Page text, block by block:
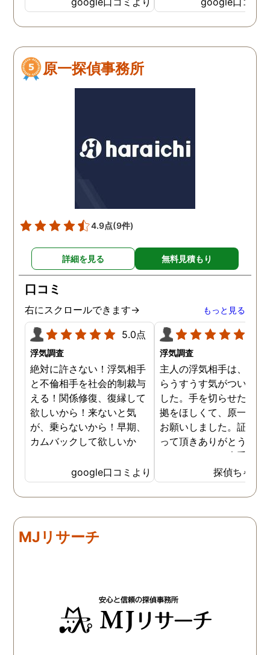
てくださっていることが伝
わってくるLINEをいただき
みると、旭法さんの第一声
は、「奥さん、ちゃんと食
べれてますか？ちゃんと眠
とにしました。 旭法さん
は、何度も何度も私の相談
談もできなかった私を救っ
てくれたのは、紛れもなく
旭法さんです。 調査場所が
旭川市外の時もありました
が、長年の経験とプロの対
応力を持ってして、見事に
証拠を掴んでくれました。
調査内容も料金も納得。何
より、信頼できます。 私
に、一歩踏み出す勇気と戦
う力を与えてくれた旭法さ
んには感謝しています。
原一探偵事務所
4.9点(9件)
詳細を見る 無料見積もり
口コミ
右にスクロールできます→ もっと見る
5.0点
浮気調査
絶対に許さない！浮気相手
と不倫相手を社会的制裁与
える！関係修復、復縁して
欲しいから！来ないと気
が、乗らないから！早期、
カムバックして欲しいか
google口コミより
浮気調査
主人の浮気相手は、以前
らうすうす気がついてい
した。手を切らせたくて
拠をほしくて、原一さん
お願いしました。証拠を
って頂きありがとうござ
ました。やはり大手の会
は違いますね。探偵ちゃん
MJリサーチ